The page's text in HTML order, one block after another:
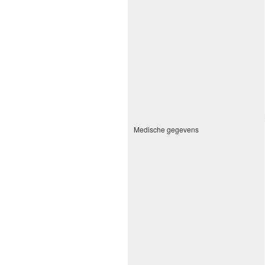
Medische gegevens